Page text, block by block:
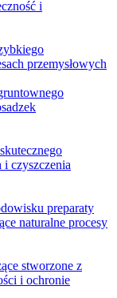
i
przemysłowych
czyszczenia
preparaty
naturalne procesy
stworzone z
i ochronie